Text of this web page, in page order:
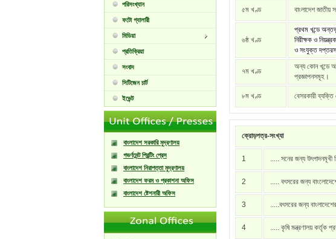
পরিসংখ্যান
ফটো গ্যালারী
মিডিয়া
প্রতিক্রিয়া
সংবাদ
সিটিজেন চার্ট
ইভেন্ট
বাংলাদেশ সরকারি মুদ্রণালয়
গভর্ণমেন্ট প্রিন্টিং প্রেস
বাংলাদেশ নিরাপত্তা মুদ্রণালয়
বাংলাদেশ ফরম ও প্রকাশনা অফিস
বাংলাদেশ ষ্টেশনারী অফিস
৫ম খণ্ড বাংলাদেশ জাতীয়
৬ষ্ঠ খণ্ড
প্রথম খন্ডে
নিরীক্ষক ও
ও সংযুক্ত
৭ম খণ্ড
অন্য কোন খন্ডে
প্রজ্ঞাপনসমূহ।
৮ম খণ্ড বেসরকারী
ক্রোড়পত্র-সংখ্যা
1 ..... সনের জন্য উৎপাদনমূখী
2 ..... বৎসরের জন্য
3 .....বৎসরের জন্য
4 ..... কৃষি মন্ত্রণালয় কর্তৃক